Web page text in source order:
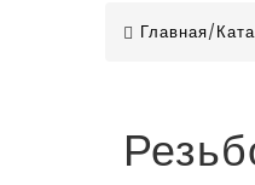
Главная/